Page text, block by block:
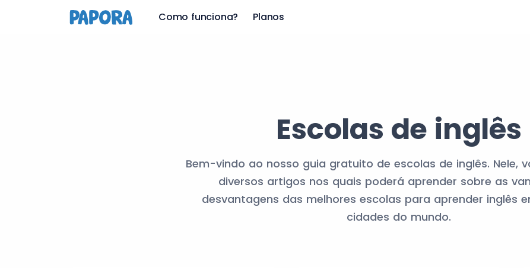
Como funciona? Planos
Escolas de inglês
Bem-vindo ao nosso guia gratuito de escolas de inglês. Nele,
diversos artigos nos quais poderá aprender sobre as
desvantagens das melhores escolas para aprender inglês
cidades do mundo.